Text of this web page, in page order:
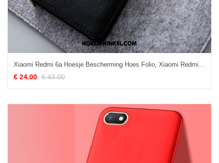
Xiaomi Redmi 6a Hoesje Bescherming Hoes Folio, Xiaomi Redmi 6a Hoesje Leren Etui Zwart
€ 24.00 € 43.00